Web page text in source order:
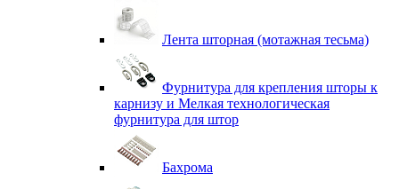
Лента шторная (мотажная тесьма)
Фурнитура для крепления шторы к
карнизу и Мелкая технологическая
фурнитура для штор
Бахрома